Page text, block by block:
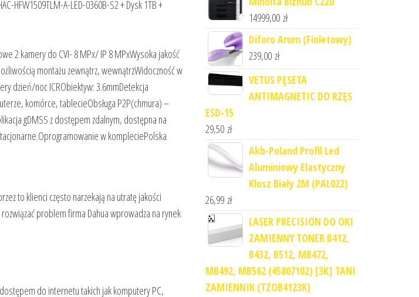
HFW1509TLM-A-LED-0360B-S2 + Dysk 1TB +
2 kamery do CVI- 8 MPx/ IP 8 MPxWysoka jakość
montażu zewnątrz, wewnątrzWidoczność w
dzień/noc ICRObiektyw: 3.6mmDetekcja
komórce, tablecieObsługa P2P(chmura) –
gDMSS z dostępem zdalnym, dostępna na
w kompleciePolska
to klienci często narzekają na utratę jakości
problem firma Dahua wprowadza na rynek
do internetu takich jak komputery PC,
14999,00 zł
Diforo Arum (Fioletowy)
239,00 zł
VETUS PĘSETA
ANTIMAGNETIC DO RZĘS
ESD-15
29,50 zł
Akb-Poland Profil Led
Aluminiowy Elastyczny
Klosz Biały 2M (PAL022)
26,99 zł
LASER PRECISION DO OKI
ZAMIENNY TONER B412,
B432, B512, MB472,
MB492, MB562 (45807102) [3K] TANI
ZAMIENNIK (TZOB4123K)